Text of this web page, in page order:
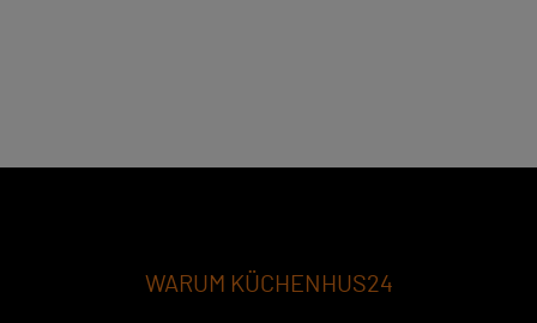
WARUM KÜCHENHUS24